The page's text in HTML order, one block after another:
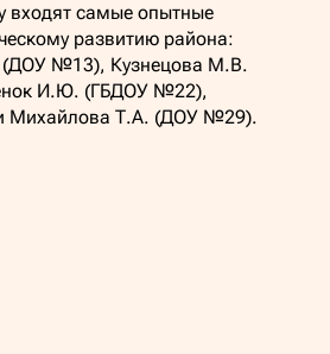
входят самые опытные
развитию района:
(ДОУ №13), Кузнецова М.В.
И.Ю. (ГБДОУ №22),
Михайлова Т.А. (ДОУ №29).